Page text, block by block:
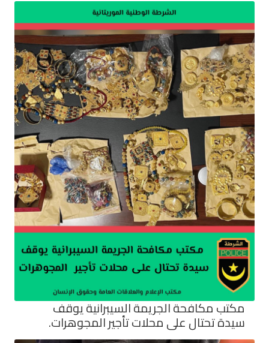
مكتب مكافحة الجريمة السيبرانية يوقف
سيدة تحتال على محلات تأجير المجوهرات.